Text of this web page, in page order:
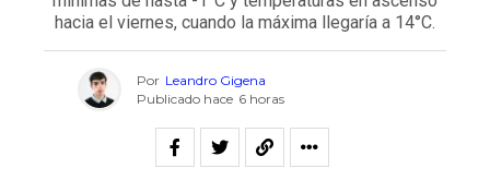
hacia el viernes, cuando la máxima llegaría a 14°C.
Por Leandro Gigena
Publicado hace 6 horas